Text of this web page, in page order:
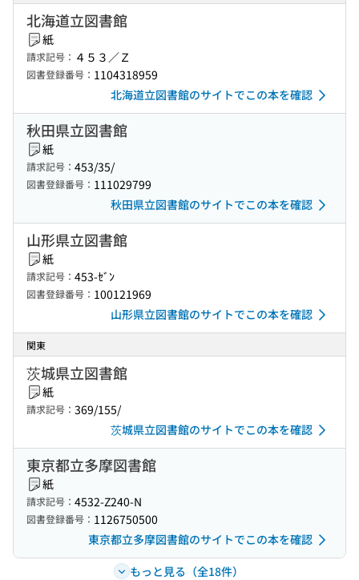
北海道立図書館
紙
請求記号： ４５３／Ｚ
図書登録番号： 1104318959
北海道立図書館のサイトでこの本を確認
秋田県立図書館
紙
請求記号： 453/35/
図書登録番号： 111029799
秋田県立図書館のサイトでこの本を確認
山形県立図書館
紙
請求記号： 453-ｾﾞﾝ
図書登録番号： 100121969
山形県立図書館のサイトでこの本を確認
関東
茨城県立図書館
紙
請求記号： 369/155/
茨城県立図書館のサイトでこの本を確認
東京都立多摩図書館
紙
請求記号： 4532-Z240-N
図書登録番号： 1126750500
東京都立多摩図書館のサイトでこの本を確認
もっと見る（全18件）